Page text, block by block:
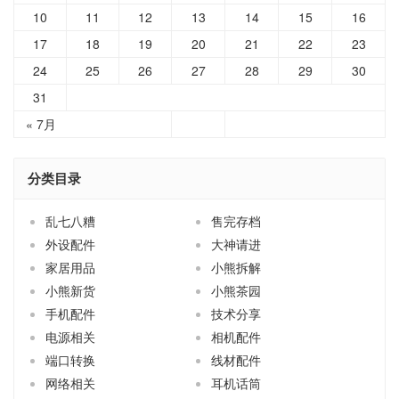
« 7月
10
11 12 13 14 15
16
17
18 19 20 21 22
23
24
25 26 27 28 29
30
31
分类目录
乱七八糟
售完存档
外设配件
大神请进
家居用品
小熊拆解
小熊新货
小熊茶园
手机配件
技术分享
电源相关
相机配件
端口转换
线材配件
网络相关
耳机话筒